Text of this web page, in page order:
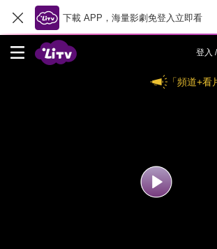
下載 APP，海量影劇免登入立即看
登入
「頻道+